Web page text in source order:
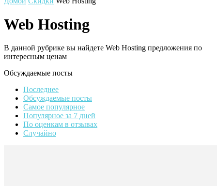
Web Hosting
В данной рубрике вы найдете Web Hosting предложения по
интересным ценам
Обсуждаемые посты
Последнее
Обсуждаемые посты
Самое популярное
Популярное за 7 дней
По оценкам в отзывах
Случайно